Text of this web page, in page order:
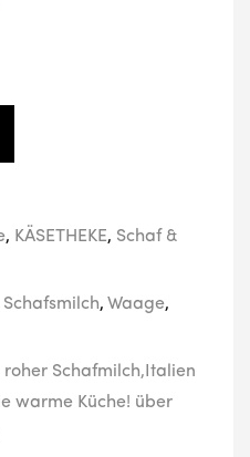
, KÄSETHEKE, Schaf &
Schafsmilch, Waage,
roher Schafmilch,Italien
warme Küche! über